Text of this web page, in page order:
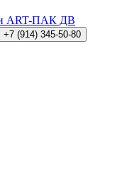
+7 (914) 345-50-80